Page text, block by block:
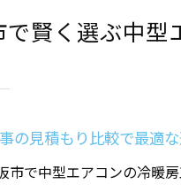
で賢く選ぶ中型
の見積もり比較で最適
市で中型エアコンの冷暖